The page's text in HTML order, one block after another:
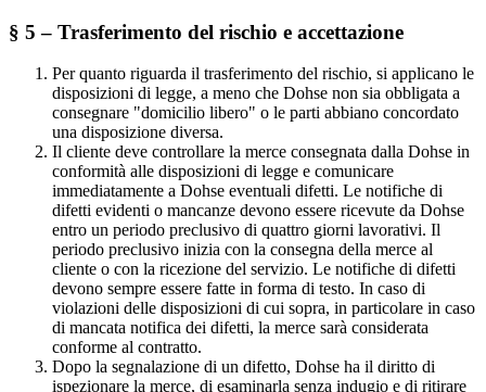
§ 5 – Trasferimento del rischio e accettazione
Per quanto riguarda il trasferimento del rischio, si applicano le
disposizioni di legge, a meno che Dohse non sia obbligata a
consegnare "domicilio libero" o le parti abbiano concordato
una disposizione diversa.
Il cliente deve controllare la merce consegnata dalla Dohse in
conformità alle disposizioni di legge e comunicare
immediatamente a Dohse eventuali difetti. Le notifiche di
difetti evidenti o mancanze devono essere ricevute da Dohse
entro un periodo preclusivo di quattro giorni lavorativi. Il
periodo preclusivo inizia con la consegna della merce al
cliente o con la ricezione del servizio. Le notifiche di difetti
devono sempre essere fatte in forma di testo. In caso di
violazioni delle disposizioni di cui sopra, in particolare in caso
di mancata notifica dei difetti, la merce sarà considerata
conforme al contratto.
Dopo la segnalazione di un difetto, Dohse ha il diritto di
ispezionare la merce, di esaminarla senza indugio e di ritirare